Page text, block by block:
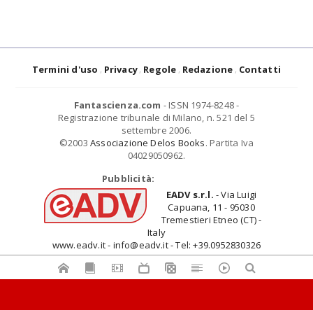
Termini d'uso Privacy Regole Redazione Contatti
Fantascienza.com - ISSN 1974-8248 -
Registrazione tribunale di Milano, n. 521 del 5
settembre 2006.
©2003 Associazione Delos Books. Partita Iva
04029050962.
Pubblicità:
EADV s.r.l. - Via Luigi
Capuana, 11 - 95030
Tremestieri Etneo (CT) -
Italy
www.eadv.it - info@eadv.it - Tel: +39.0952830326